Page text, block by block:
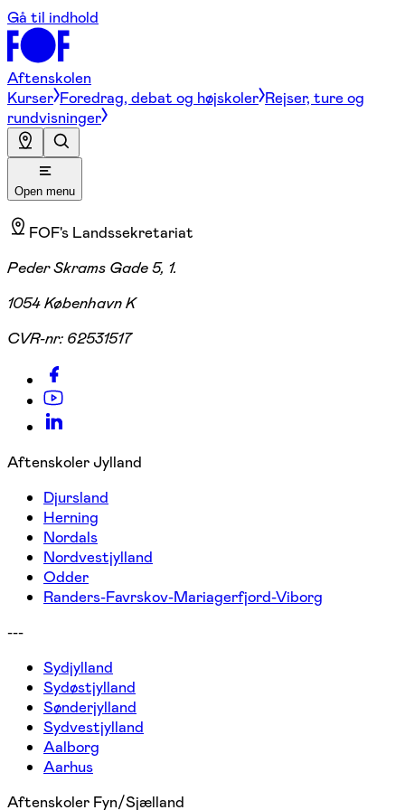
Gå til indhold
Aftenskolen
Kurser Foredrag, debat og højskoler Rejser, ture og
rundvisninger
Open menu
FOF's Landssekretariat
Peder Skrams Gade 5, 1.
1054 København K
CVR-nr: 62531517
Aftenskoler Jylland
Djursland
Herning
Nordals
Nordvestjylland
Odder
Randers-Favrskov-Mariagerfjord-Viborg
---
Sydjylland
Sydøstjylland
Sønderjylland
Sydvestjylland
Aalborg
Aarhus
Aftenskoler Fyn/Sjælland